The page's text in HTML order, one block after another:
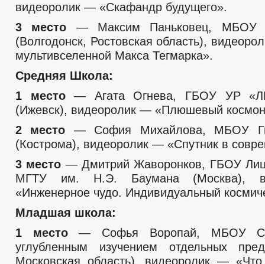
видеоролик — «Скафандр будущего».
3 место — Максим Паньковец,
(Волгодонск, Ростовская область),
мультивселенной Макса Тегмарка».
Средняя Школа:
1 место— Агата Огнева, ГБОУ УР
(Ижевск), видеоролик — «Плюшевый
2 место — София Михайлова, МБОУ
(Кострома), видеоролик — «Спутник в
3 место — Дмитрий Жаворонков, ГБОУ
МГТУ им. Н.Э. Баумана (Москва),
«Инженерное чудо. Индивидуальный
Младшая школа:
1 место— Софья Воропай,
углубленным изучением отдельных
Московская область), видеоролик —